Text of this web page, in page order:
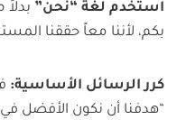
استخدم لغة “نحن”
بكم، لأننا معاً حققنا
كرر الرسائل الأساسية:
“هدفنا أن نكون الأفضل